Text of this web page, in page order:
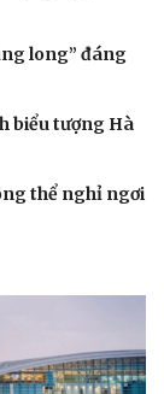
long” đáng
biểu tượng Hà
thể nghỉ ngơi